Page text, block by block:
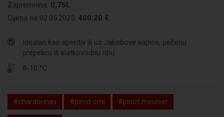
Zapremnina: 0,75L
Cijena na 02.05.2025: 400.20 €
Idealan kao aperitiv ili uz Jakobove kapice, pečenu
prepelicu ili slatkovodnu ribu.
8-10 °C
#chardonnay #pinot crni #pinot meunier